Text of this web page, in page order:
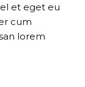
et eget eu
cum
lorem